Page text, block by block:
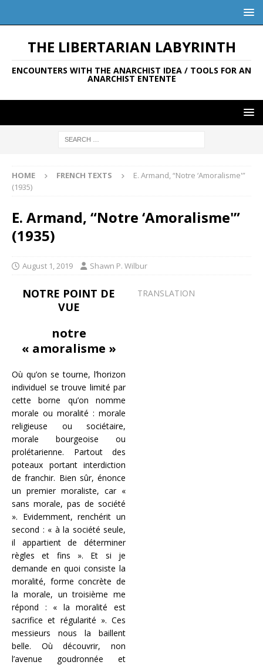
THE LIBERTARIAN LABYRINTH
ENCOUNTERS WITH THE ANARCHIST IDEA / TOOLS FOR AN
ANARCHIST ENTENTE
HOME FRENCH TEXTS
E. Armand, “Notre ‘Amoralisme'”
(1935)
E. Armand, “Notre ‘Amoralisme'”
(1935)
August 1, 2019 Shawn P. Wilbur
NOTRE POINT DE
VUE
notre
« amoralisme »
Où qu’on se tourne, l’horizon
individuel se trouve limité par
cette borne qu’on nomme
morale ou moralité : morale
religieuse ou sociétaire,
morale bourgeoise ou
prolétarienne. Partout des
poteaux portant interdiction
de franchir. Bien sûr, énonce
un premier moraliste, car «
sans morale, pas de société
». Evidemment, renchérit un
second : « à la société seule,
il appartient de déterminer
règles et fins ». Et si je
demande en quoi consiste la
moralité, forme concrète de
la morale, un troisième me
répond : « la moralité est
sacrifice et régularité ». Ces
messieurs nous la baillent
belle. Où découvrir, non
l’avenue goudronnée et
TRANSLATION